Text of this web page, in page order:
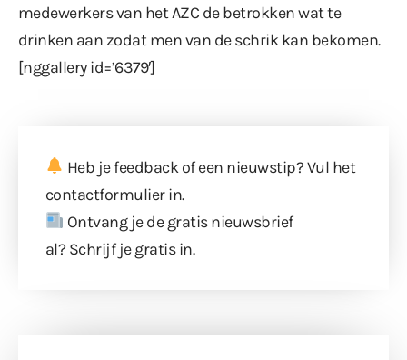
medewerkers van het AZC de betrokken wat te
drinken aan zodat men van de schrik kan bekomen.
[nggallery id=’6379′]
Heb je feedback of een nieuwstip? Vul het
contactformulierin.
Ontvang je de gratis nieuwsbrief
al? Schrijf je gratis in.